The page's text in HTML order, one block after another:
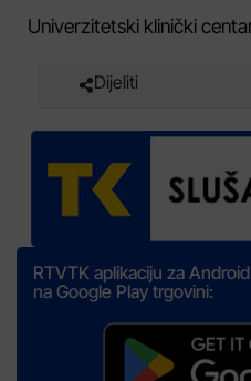
Univerzitetski klinički
Dijeliti
RTVTK aplikaciju za
na Google Play trgovini: